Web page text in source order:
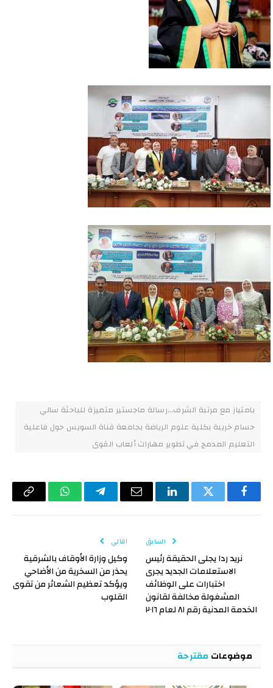
بامتياز مع مرتبة الشرف…رسالة ماجستير متميزة للباحثة سالي
حسام خريبة بكلية علوم الرياضة بجامعة قناة السويس حول فاعلية
التعليم المدمج في تطوير مهارات ألعاب القوى
فيسبوكتويتر لينكدإن البريد
تيلقرام واتسابCopy
السابق
نريد ردا يجلى الحقيقة رئيس
الاستعلامات الجديد يجرى
اختبارات على الوظائف
المشغولة مخالفة لقانون
الخدمة المدنية رقم ٨١ لعام ٢٠١٦
التالي
وكيل وزارة الأوقاف بالشرقية
يحذر من السخرية من الأضاحي
ويؤكد تعظيم الشعائر من تقوى
القلوب
موضوعات مقترحة